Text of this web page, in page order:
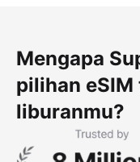
Mengapa
pilihan
liburanmu?